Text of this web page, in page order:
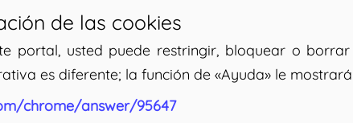
de las cookies
portal, usted puede restringir, bloquear o
es diferente; la función de «Ayuda» le
chrome/answer/95647